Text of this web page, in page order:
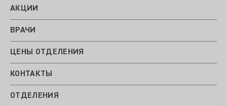
АКЦИИ
ВРАЧИ
ЦЕНЫ ОТДЕЛЕНИЯ
КОНТАКТЫ
ОТДЕЛЕНИЯ